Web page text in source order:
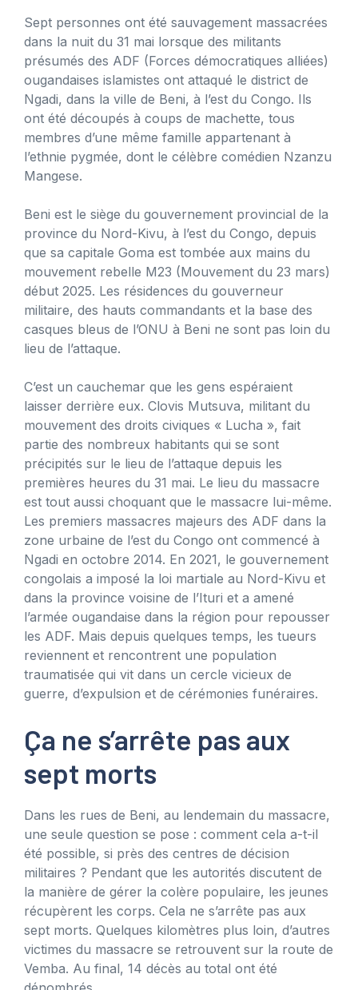
Sept personnes ont été sauvagement massacrées
dans la nuit du 31 mai lorsque des militants
présumés des ADF (Forces démocratiques alliées)
ougandaises islamistes ont attaqué le district de
Ngadi, dans la ville de Beni, à l’est du Congo. Ils
ont été découpés à coups de machette, tous
membres d’une même famille appartenant à
l’ethnie pygmée, dont le célèbre comédien Nzanzu
Mangese.
Beni est le siège du gouvernement provincial de la
province du Nord-Kivu, à l’est du Congo, depuis
que sa capitale Goma est tombée aux mains du
mouvement rebelle M23 (Mouvement du 23 mars)
début 2025. Les résidences du gouverneur
militaire, des hauts commandants et la base des
casques bleus de l’ONU à Beni ne sont pas loin du
lieu de l’attaque.
C’est un cauchemar que les gens espéraient
laisser derrière eux. Clovis Mutsuva, militant du
mouvement des droits civiques « Lucha », fait
partie des nombreux habitants qui se sont
précipités sur le lieu de l’attaque depuis les
premières heures du 31 mai. Le lieu du massacre
est tout aussi choquant que le massacre lui-même.
Les premiers massacres majeurs des ADF dans la
zone urbaine de l’est du Congo ont commencé à
Ngadi en octobre 2014. En 2021, le gouvernement
congolais a imposé la loi martiale au Nord-Kivu et
dans la province voisine de l’Ituri et a amené
l’armée ougandaise dans la région pour repousser
les ADF. Mais depuis quelques temps, les tueurs
reviennent et rencontrent une population
traumatisée qui vit dans un cercle vicieux de
guerre, d’expulsion et de cérémonies funéraires.
Ça ne s’arrête pas aux
sept morts
Dans les rues de Beni, au lendemain du massacre,
une seule question se pose : comment cela a-t-il
été possible, si près des centres de décision
militaires ? Pendant que les autorités discutent de
la manière de gérer la colère populaire, les jeunes
récupèrent les corps. Cela ne s’arrête pas aux
sept morts. Quelques kilomètres plus loin, d’autres
victimes du massacre se retrouvent sur la route de
Vemba. Au final, 14 décès au total ont été